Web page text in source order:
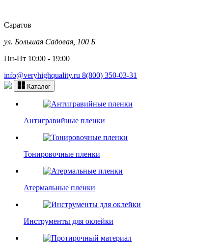
Саратов
ул. Большая Садовая, 100 Б
Пн-Пт 10:00 - 19:00
info@veryhighquality.ru 8(800) 350-03-31
Каталог
Антигравийные пленки
Тонировочные пленки
Атермальные пленки
Инструменты для оклейки